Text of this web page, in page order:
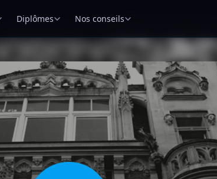
Diplômes Nos conseils